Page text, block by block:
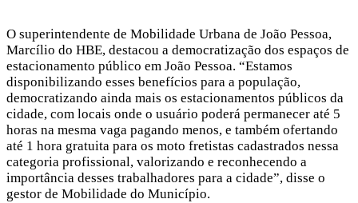
O superintendente de Mobilidade Urbana de João Pessoa,
Marcílio do HBE, destacou a democratização dos espaços de
estacionamento público em João Pessoa. “Estamos
disponibilizando esses benefícios para a população,
democratizando ainda mais os estacionamentos públicos da
cidade, com locais onde o usuário poderá permanecer até 5
horas na mesma vaga pagando menos, e também ofertando
até 1 hora gratuita para os moto fretistas cadastrados nessa
categoria profissional, valorizando e reconhecendo a
importância desses trabalhadores para a cidade”, disse o
gestor de Mobilidade do Município.